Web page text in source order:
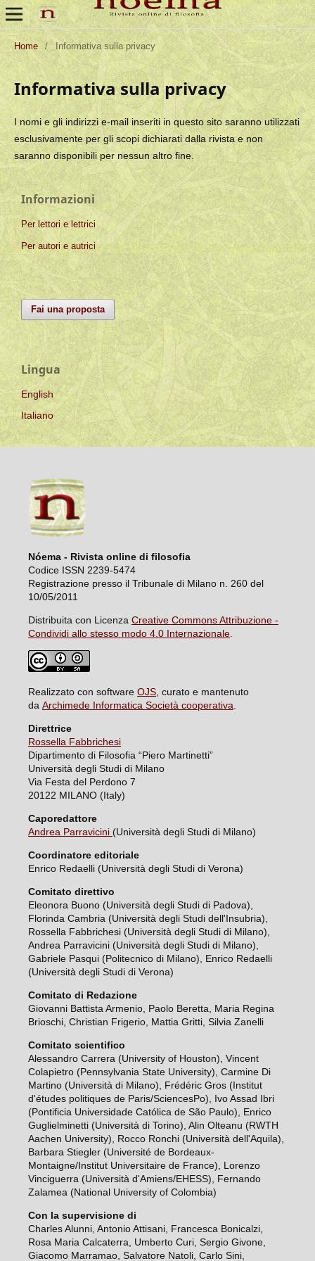
Home / Informativa sulla privacy
Informativa sulla privacy
I nomi e gli indirizzi e-mail inseriti in questo sito saranno utilizzati
esclusivamente per gli scopi dichiarati dalla rivista e non
saranno disponibili per nessun altro fine.
Informazioni
Per lettori e lettrici
Per autori e autrici
Fai una proposta
Lingua
English
Italiano
Nóema - Rivista online di filosofia
Codice ISSN 2239-5474
Registrazione presso il Tribunale di Milano n. 260 del
10/05/2011
Distribuita con Licenza Creative Commons Attribuzione -
Condividi allo stesso modo 4.0 Internazionale.
Realizzato con software OJS, curato e mantenuto
da Archimede Informatica Società cooperativa
Direttrice
Rossella Fabbrichesi
Dipartimento di Filosofia “Piero Martinetti”
Università degli Studi di Milano
Via Festa del Perdono 7
20122 MILANO (Italy)
Caporedattore
Andrea Parravicini (Università degli Studi di Milano)
Coordinatore editoriale
Enrico Redaelli (Università degli Studi di Verona)
Comitato direttivo
Eleonora Buono (Università degli Studi di Padova),
Florinda Cambria (Università degli Studi dell'Insubria),
Rossella Fabbrichesi (Università degli Studi di Milano),
Andrea Parravicini (Università degli Studi di Milano),
Gabriele Pasqui (Politecnico di Milano), Enrico Redaelli
(Università degli Studi di Verona)
Comitato di Redazione
Giovanni Battista Armenio, Paolo Beretta, Maria Regina
Brioschi, Christian Frigerio, Mattia Gritti, Silvia Zanelli
Comitato scientifico
Alessandro Carrera (University of Houston), Vincent
Colapietro (Pennsylvania State University), Carmine Di
Martino (Università di Milano), Frédéric Gros (Institut
d'études politiques de Paris/SciencesPo), Ivo Assad Ibri
(Pontificia Universidade Católica de São Paulo), Enrico
Guglielminetti (Università di Torino), Alin Olteanu (RWTH
Aachen University), Rocco Ronchi (Università dell'Aquila),
Barbara Stiegler (Université de Bordeaux-
Montaigne/Institut Universitaire de France), Lorenzo
Vinciguerra (Università d'Amiens/EHESS), Fernando
Zalamea (National University of Colombia)
Con la supervisione di
Charles Alunni, Antonio Attisani, Francesca Bonicalzi,
Rosa Maria Calcaterra, Umberto Curi, Sergio Givone,
Giacomo Marramao, Salvatore Natoli, Carlo Sini,